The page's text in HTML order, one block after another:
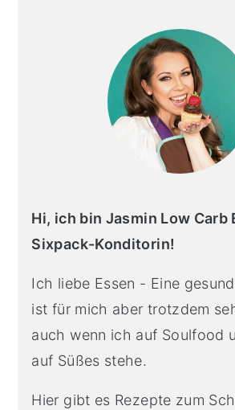
Hi, ich bin Jasmin Low Carb
Sixpack-Konditorin!
Ich liebe Essen - Eine
ist für mich aber trotzdem
auch wenn ich auf Soulfood
auf Süßes stehe.
Hier gibt es Rezepte zum